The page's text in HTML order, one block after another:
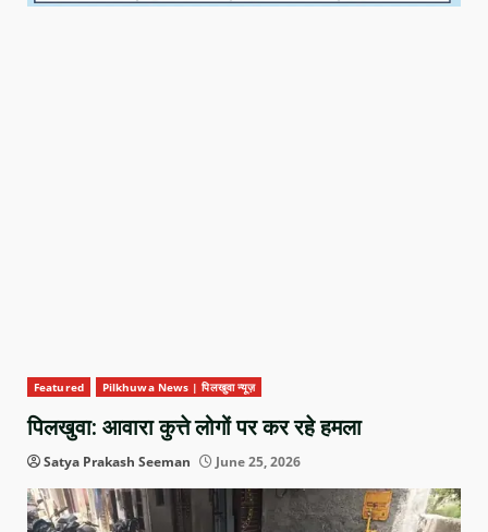
Featured Pilkhuwa News | पिलखुवा न्यूज़
पिलखुवा: आवारा कुत्ते लोगों पर कर रहे हमला
Satya Prakash Seeman June 25, 2026